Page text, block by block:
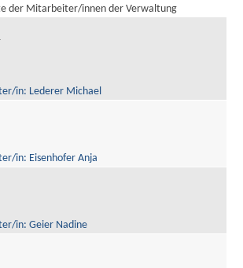
der Mitarbeiter/innen der Verwaltung